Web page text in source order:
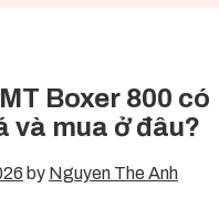
Boxer 800 có
và mua ở đâu?
by Nguyen The Anh